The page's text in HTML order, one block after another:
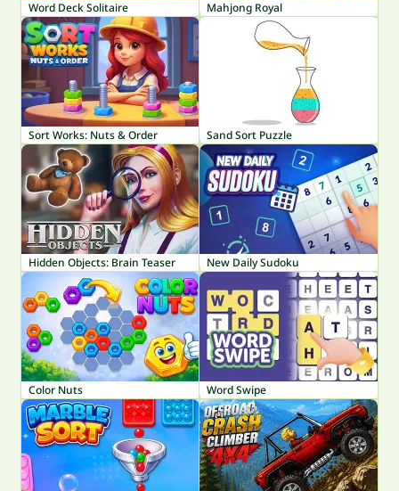
Word Deck Solitaire Mahjong Royal
Sort Works: Nuts & Order Sand Sort Puzzle
Hidden Objects: Brain Teaser New Daily Sudoku
Color Nuts Word Swipe